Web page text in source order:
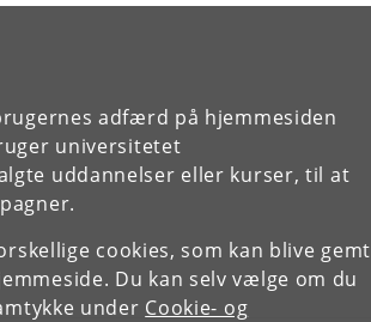
adfærd på hjemmesiden
universitetet
uddannelser eller kurser, til at
cookies, som kan blive gemt
Du kan selv vælge om du
under Cookie- og